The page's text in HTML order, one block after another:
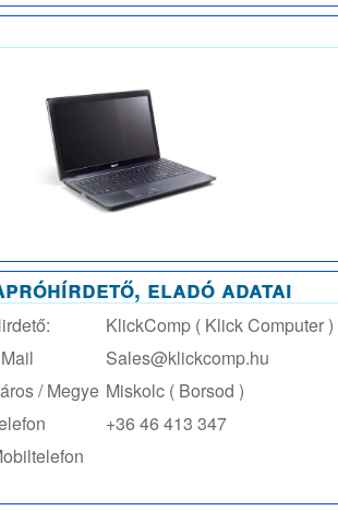
eladó adatai
KlickComp ( Klick Computer )
Sales@klickcomp.hu
/ Megye Miskolc ( Borsod )
+36 46 413 347